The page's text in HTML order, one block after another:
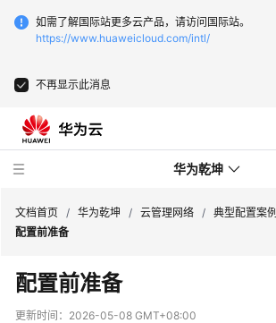
如需了解国际站更多云产品，请访问国际站。
https://www.huaweicloud.com/intl/
不再显示此消息
华为乾坤
安
全
云
文档首页 / 华为乾坤 / 云管理网络 / 典型配置案例
配置前准备
配置前准备
更新时间： 2026-05-08 GMT+08:00